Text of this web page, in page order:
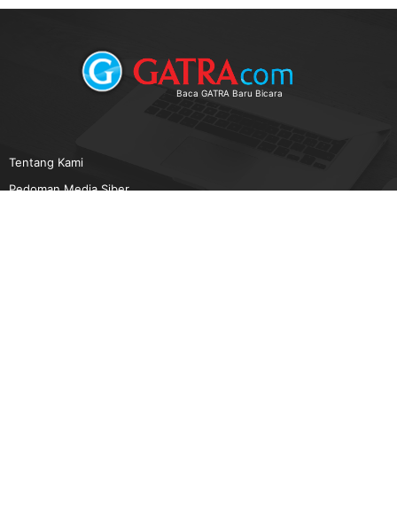
Baca GATRA Baru Bicara
Tentang Kami
Pedoman Media Siber